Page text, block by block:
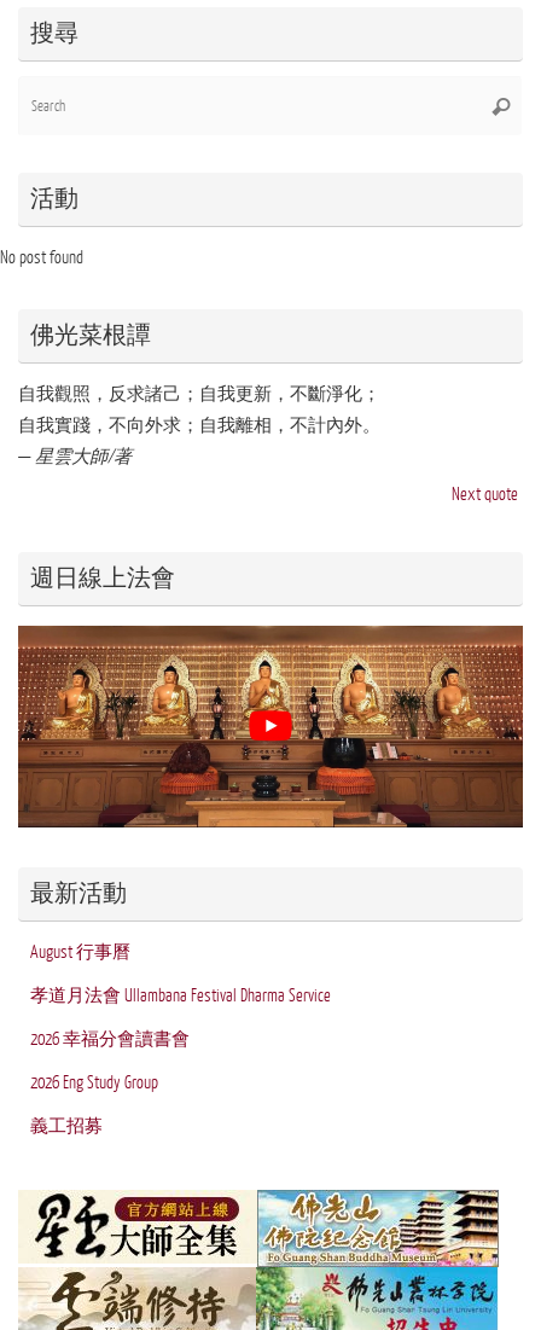
搜尋
活動
No post found
佛光菜根譚
自我觀照，反求諸己；自我更新，不斷淨化；
自我實踐，不向外求；自我離相，不計內外。
— 星雲大師/著
Next quote
週日線上法會
最新活動
August 行事曆
孝道月法會 Ullambana Festival Dharma Service
2026 幸福分會讀書會
2026 Eng Study Group
義工招募